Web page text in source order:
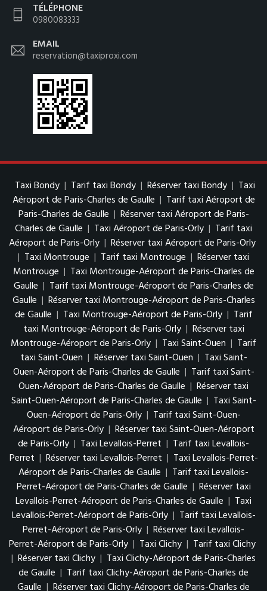
TÉLÉPHONE
0980083333
EMAIL
reservation@taxiproxi.com
Taxi Bondy | Tarif taxi Bondy | Réserver taxi Bondy | Taxi
Aéroport de Paris-Charles de Gaulle | Tarif taxi Aéroport de
Paris-Charles de Gaulle | Réserver taxi Aéroport de Paris-
Charles de Gaulle | Taxi Aéroport de Paris-Orly | Tarif taxi
Aéroport de Paris-Orly | Réserver taxi Aéroport de Paris-Orly
| Taxi Montrouge | Tarif taxi Montrouge | Réserver taxi
Montrouge | Taxi Montrouge-Aéroport de Paris-Charles de
Gaulle | Tarif taxi Montrouge-Aéroport de Paris-Charles de
Gaulle | Réserver taxi Montrouge-Aéroport de Paris-Charles
de Gaulle | Taxi Montrouge-Aéroport de Paris-Orly | Tarif
taxi Montrouge-Aéroport de Paris-Orly | Réserver taxi
Montrouge-Aéroport de Paris-Orly | Taxi Saint-Ouen | Tarif
taxi Saint-Ouen | Réserver taxi Saint-Ouen | Taxi Saint-
Ouen-Aéroport de Paris-Charles de Gaulle | Tarif taxi Saint-
Ouen-Aéroport de Paris-Charles de Gaulle | Réserver taxi
Saint-Ouen-Aéroport de Paris-Charles de Gaulle | Taxi Saint-
Ouen-Aéroport de Paris-Orly | Tarif taxi Saint-Ouen-
Aéroport de Paris-Orly | Réserver taxi Saint-Ouen-Aéroport
de Paris-Orly | Taxi Levallois-Perret | Tarif taxi Levallois-
Perret | Réserver taxi Levallois-Perret | Taxi Levallois-Perret-
Aéroport de Paris-Charles de Gaulle | Tarif taxi Levallois-
Perret-Aéroport de Paris-Charles de Gaulle | Réserver taxi
Levallois-Perret-Aéroport de Paris-Charles de Gaulle | Taxi
Levallois-Perret-Aéroport de Paris-Orly | Tarif taxi Levallois-
Perret-Aéroport de Paris-Orly | Réserver taxi Levallois-
Perret-Aéroport de Paris-Orly | Taxi Clichy | Tarif taxi Clichy
| Réserver taxi Clichy | Taxi Clichy-Aéroport de Paris-Charles
de Gaulle | Tarif taxi Clichy-Aéroport de Paris-Charles de
Gaulle | Réserver taxi Clichy-Aéroport de Paris-Charles de